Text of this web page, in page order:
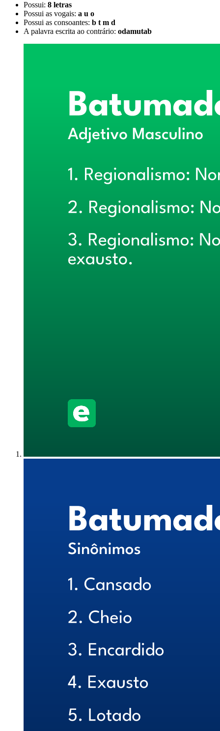
Possui: 8 letras
Possui as vogais: a u o
Possui as consoantes: b t m d
A palavra escrita ao contrário: odamutab